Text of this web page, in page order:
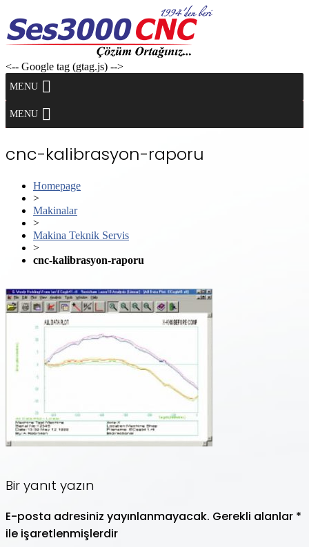
to
content
<-- Google tag (gtag.js) -->
MENU
MENU
cnc-kalibrasyon-raporu
Homepage
>
Makinalar
>
Makina Teknik Servis
>
cnc-kalibrasyon-raporu
Bir yanıt yazın
E-posta adresiniz yayınlanmayacak. Gerekli alanlar *
ile işaretlenmişlerdir